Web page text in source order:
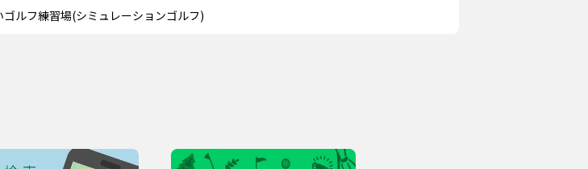
ゴルフ練習場(シミュレーションゴルフ)